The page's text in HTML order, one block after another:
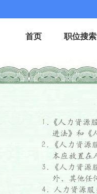
首页 职位搜索